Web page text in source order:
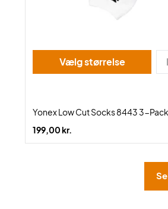
Vælg størrelse
Yonex Low Cut Socks 8443 3-
199,00 kr.